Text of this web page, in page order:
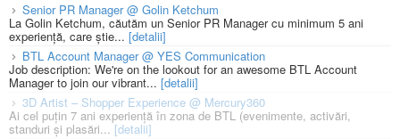
Senior PR Manager @ Golin Ketchum
La Golin Ketchum, căutăm un Senior PR Manager cu minimum 5 ani
experiență, care știe... [detalii]
BTL Account Manager @ YES Communication
Job description: We're on the lookout for an awesome BTL Account
Manager to join our vibrant... [detalii]
3D Artist – Shopper Experience @ Mercury360
Ai cel puțin 7 ani experiență în zona de BTL (evenimente, activări,
standuri și plasări... [detalii]